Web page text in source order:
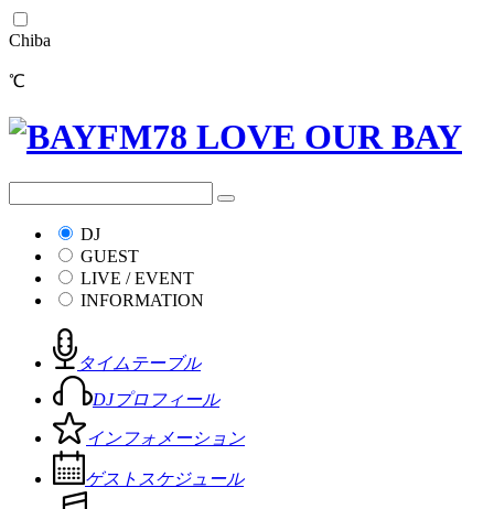
Chiba
℃
DJ
GUEST
LIVE / EVENT
INFORMATION
タイムテーブル
DJプロフィール
インフォメーション
ゲストスケジュール